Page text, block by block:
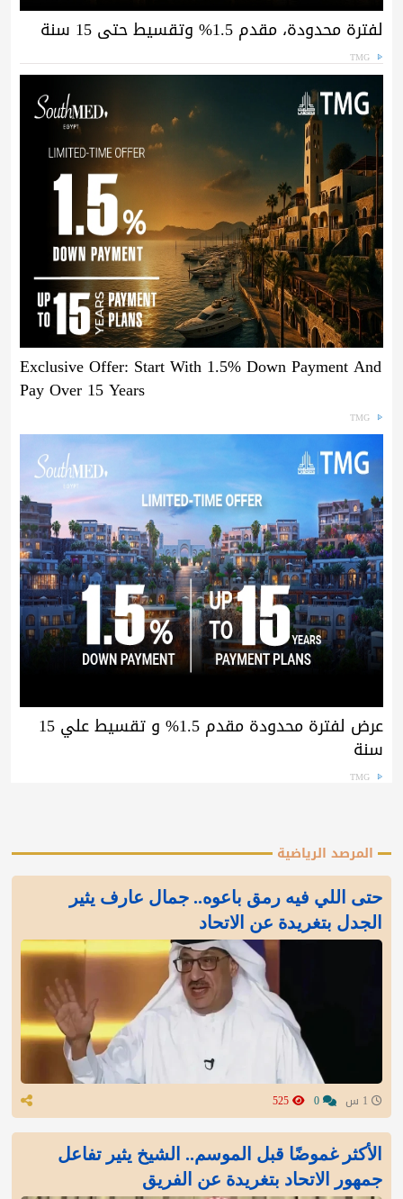
لفترة محدودة، مقدم 1.5% وتقسيط حتى 15 سنة
TMG
Exclusive Offer: Start With 1.5% Down Payment And
Pay Over 15 Years
TMG
عرض لفترة محدودة مقدم 1.5% و تقسيط علي 15
سنة
TMG
المرصد الرياضية
‏حتى اللي فيه رمق باعوه.. جمال عارف يثير
الجدل بتغريدة عن الاتحاد
الأكثر غموضًا قبل الموسم.. الشيخ يثير تفاعل
جمهور الاتحاد بتغريدة عن الفريق